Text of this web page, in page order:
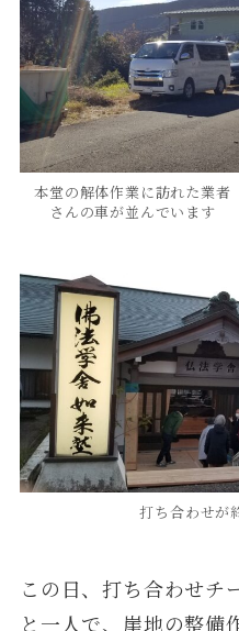
本堂の解体作業に訪れた業者
さんの車が並んでいます
打ち合わせが
この日、打ち合わせチ
と一人で、崖地の整備